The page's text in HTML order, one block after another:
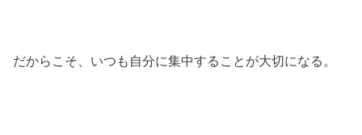
だからこそ、いつも自分に集中することが大切になる。